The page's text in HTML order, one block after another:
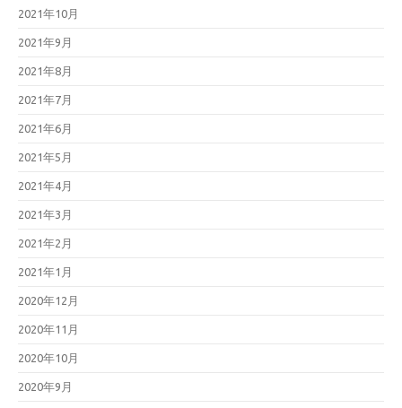
2021年10月
2021年9月
2021年8月
2021年7月
2021年6月
2021年5月
2021年4月
2021年3月
2021年2月
2021年1月
2020年12月
2020年11月
2020年10月
2020年9月